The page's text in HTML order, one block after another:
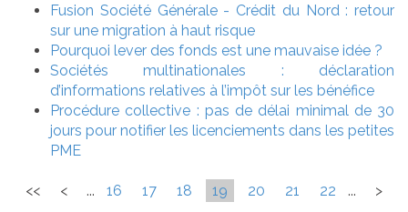
Fusion Société Générale - Crédit du Nord : retour
sur une migration à haut risque
Pourquoi lever des fonds est une mauvaise idée ?
Sociétés multinationales : déclaration
d’informations relatives à l’impôt sur les bénéfice
Procédure collective : pas de délai minimal de 30
jours pour notifier les licenciements dans les petites
PME
<< < ... 16 17 18 19 20 21 22 ... >